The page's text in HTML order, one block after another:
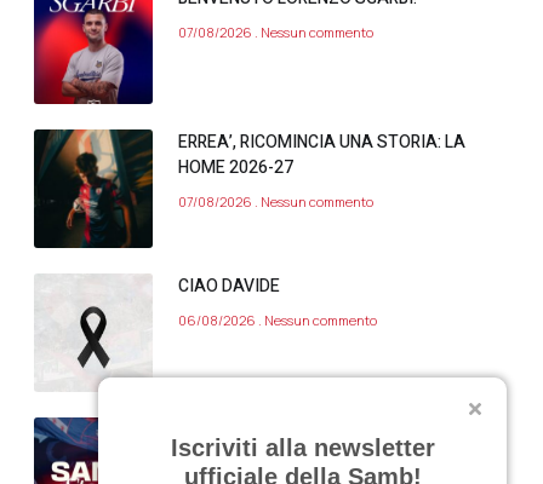
07/08/2026 Nessun commento
ERREA’, RICOMINCIA UNA STORIA: LA
HOME 2026-27
07/08/2026 Nessun commento
CIAO DAVIDE
06/08/2026 Nessun commento
AGOSTO 2026
Iscriviti alla newsletter
ufficiale della Samb!